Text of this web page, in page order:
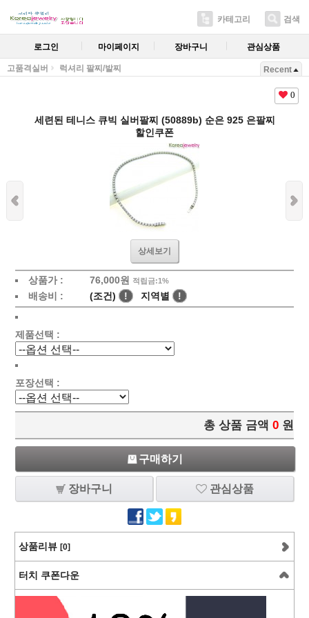
카테고리 검색
로그인 마이페이지 장바구니 관심상품
고품격실버 럭셔리 팔찌/발찌 Recent
0
세련된 테니스 큐빅 실버팔찌 (50889b) 순은 925 은팔찌
할인쿠폰
상세보기
상품가 : 76,000원 적립금:1%
배송비 : (조건) ! 지역별 !
제품선택 :
포장선택 :
총 상품 금액 0 원
구매하기
장바구니 관심상품
상품리뷰 [0]
터치 쿠폰다운